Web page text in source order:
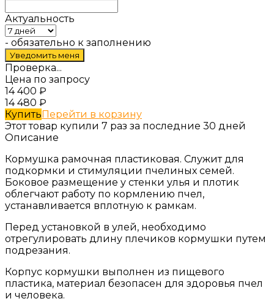
Актуальность
- обязательно к заполнению
Проверка...
Цена по запросу
14 400 ₽
14 480 ₽
КупитьПерейти в корзину
Этот товар купили 7 раз за последние 30 дней
Описание
Кормушка рамочная пластиковая. Служит для
подкормки и стимуляции пчелиных семей.
Боковое размещение у стенки улья и плотик
облегчают работу по кормлению пчел,
устанавливается вплотную к рамкам.
Перед установкой в улей, необходимо
отрегулировать длину плечиков кормушки путем
подрезания.
Корпус кормушки выполнен из пищевого
пластика, материал безопасен для здоровья пчел
и человека.